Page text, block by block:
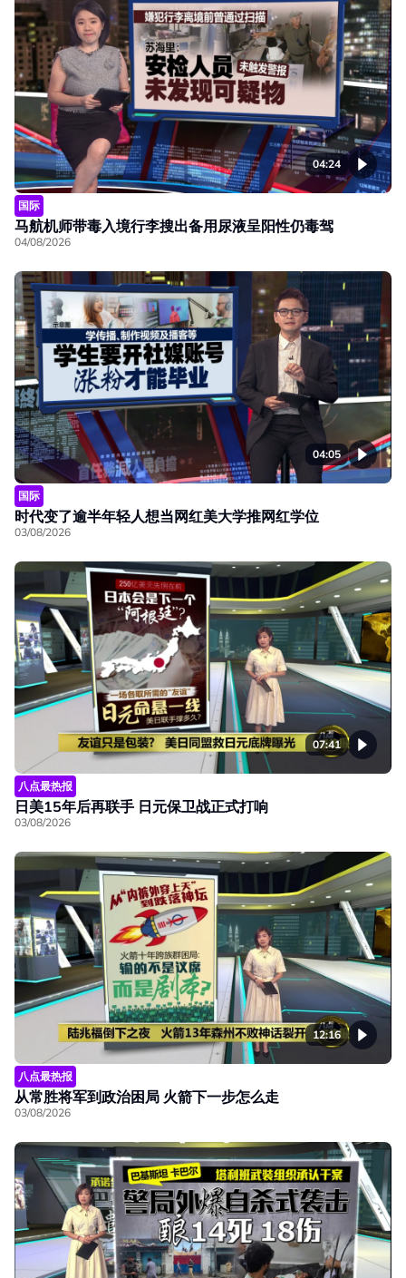
04:24
国际
马航机师带毒入境行李搜出备用尿液呈阳性仍毒驾
04/08/2026
04:05
国际
时代变了逾半年轻人想当网红美大学推网红学位
03/08/2026
07:41
八点最热报
日美15年后再联手 日元保卫战正式打响
03/08/2026
12:16
八点最热报
从常胜将军到政治困局 火箭下一步怎么走
03/08/2026